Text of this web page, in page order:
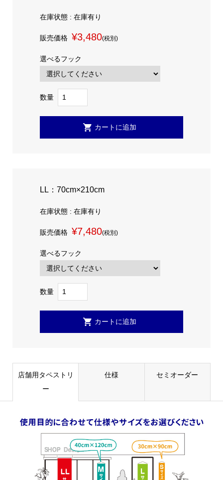
在庫状態 : 在庫有り
販売価格 ¥3,480(税別)
選べるフック
数量
LL：70cm×210cm
在庫状態 : 在庫有り
販売価格 ¥7,480(税別)
選べるフック
数量
店舗用タペストリ
ー
仕様 セミオーダー